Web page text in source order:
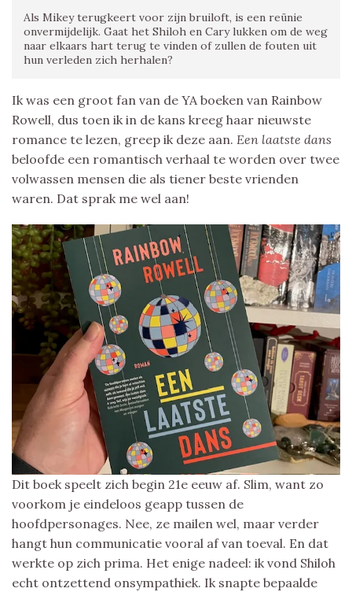
Als Mikey terugkeert voor zijn bruiloft, is een reünie
onvermijdelijk. Gaat het Shiloh en Cary lukken om de weg
naar elkaars hart terug te vinden of zullen de fouten uit
hun verleden zich herhalen?
Ik was een groot fan van de YA boeken van Rainbow
Rowell, dus toen ik in de kans kreeg haar nieuwste
romance te lezen, greep ik deze aan. Een laatste dans
beloofde een romantisch verhaal te worden over twee
volwassen mensen die als tiener beste vrienden
waren. Dat sprak me wel aan!
Dit boek speelt zich begin 21e eeuw af. Slim, want zo
voorkom je eindeloos geapp tussen de
hoofdpersonages. Nee, ze mailen wel, maar verder
hangt hun communicatie vooral af van toeval. En dat
werkte op zich prima. Het enige nadeel: ik vond Shiloh
echt ontzettend onsympathiek. Ik snapte bepaalde